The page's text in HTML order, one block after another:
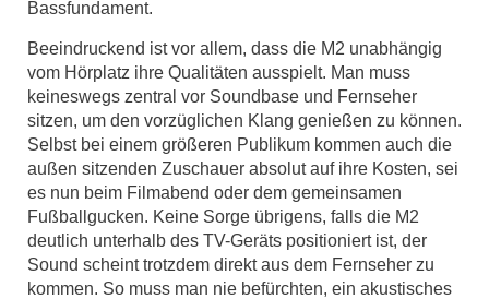
Bassfundament.
Beeindruckend ist vor allem, dass die M2 unabhängig
vom Hörplatz ihre Qualitäten ausspielt. Man muss
keineswegs zentral vor Soundbase und Fernseher
sitzen, um den vorzüglichen Klang genießen zu können.
Selbst bei einem größeren Publikum kommen auch die
außen sitzenden Zuschauer absolut auf ihre Kosten, sei
es nun beim Filmabend oder dem gemeinsamen
Fußballgucken. Keine Sorge übrigens, falls die M2
deutlich unterhalb des TV-Geräts positioniert ist, der
Sound scheint trotzdem direkt aus dem Fernseher zu
kommen. So muss man nie befürchten, ein akustisches